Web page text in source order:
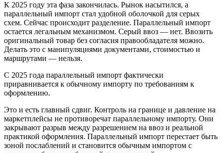
К 2025 году эта фаза закончилась. Рынок насытился, а
параллельный импорт стал удобной оболочкой для серых
схем. Сейчас происходит разделение. Параллельный импорт
остается легальным механизмом. Серый ввоз — нет. Ввозить
оригинальный товар без согласия правообладателя можно.
Делать это с манипуляциями документами, стоимостью и
маршрутами — нельзя.
С 2025 года параллельный импорт фактически
приравнивается к обычному импорту по требованиям к
оформлению.
Это и есть главный сдвиг. Контроль на границе и давление на
маркетплейсы не противоречат параллельному импорту. Они
закрывают разрыв между разрешением на ввоз и реальной
практикой оформления. Параллельный импорт перестает быть
зоной послаблений и становится обычным импортом с